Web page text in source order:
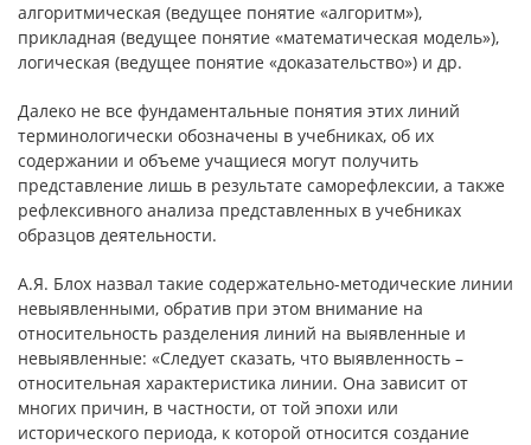
алгоритмическая (ведущее понятие «алгоритм»),
прикладная (ведущее понятие «математическая модель»),
логическая (ведущее понятие «доказательство») и др.
Далеко не все фундаментальные понятия этих линий
терминологически обозначены в учебниках, об их
содержании и объеме учащиеся могут получить
представление лишь в результате саморефлексии, а также
рефлексивного анализа представленных в учебниках
образцов деятельности.
А.Я. Блох назвал такие содержательно-методические линии
невыявленными, обратив при этом внимание на
относительность разделения линий на выявленные и
невыявленные: «Следует сказать, что выявленность –
относительная характеристика линии. Она зависит от
многих причин, в частности, от той эпохи или
исторического периода, к которой относится создание